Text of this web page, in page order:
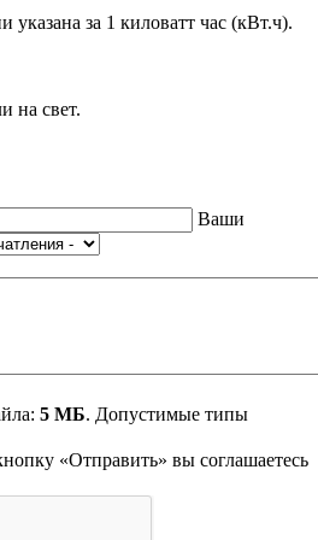
указана за 1 киловатт час (кВт.ч).
на свет.
Ваши
5 МБ. Допустимые типы
«Отправить» вы соглашаетесь